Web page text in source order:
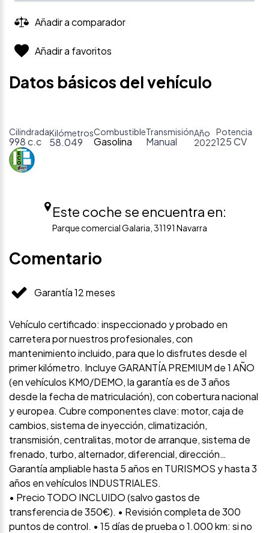
Añadir a comparador
Añadir a favoritos
Datos básicos del vehículo
Cilindrada
998 c.c
Kilómetros
58.049
Combustible
Gasolina
Transmisión
Manual
Año
2022
Potencia
125 CV
Este coche se encuentra en:
Parque comercial Galaria, 31191 Navarra
Comentario
Garantía 12 meses
Vehículo certificado: inspeccionado y probado en
carretera por nuestros profesionales, con
mantenimiento incluido, para que lo disfrutes desde el
primer kilómetro. Incluye GARANTÍA PREMIUM de 1 AÑO
(en vehículos KM0/DEMO, la garantía es de 3 años
desde la fecha de matriculación), con cobertura nacional
y europea. Cubre componentes clave: motor, caja de
cambios, sistema de inyección, climatización,
transmisión, centralitas, motor de arranque, sistema de
frenado, turbo, alternador, diferencial, dirección…
Garantía ampliable hasta 5 años en TURISMOS y hasta 3
años en vehículos INDUSTRIALES.
• Precio TODO INCLUIDO (salvo gastos de
transferencia de 350€). • Revisión completa de 300
puntos de control. • 15 días de prueba o 1.000 km: si no